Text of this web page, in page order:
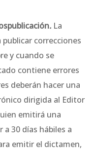
. La
correcciones
y cuando se
contiene errores
deberán hacer una
dirigida al Editor
emitirá una
30 días hábiles a
emitir el dictamen,